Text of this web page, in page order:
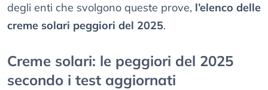
degli enti che svolgono queste prove, l’elenco delle
creme solari peggiori del 2025.
Creme solari: le peggiori del 2025
secondo i test aggiornati